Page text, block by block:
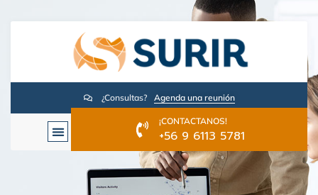
¿Consultas? Agenda una reunión
¡CONTACTANOS!
+56 9 6113 5781